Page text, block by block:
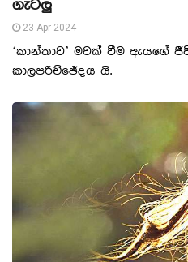
ගැටලු
23 Apr 2024
‘කාන්තාව’ මවක් වීම ඇයගේ
කාලපරිච්ඡේදය යි.